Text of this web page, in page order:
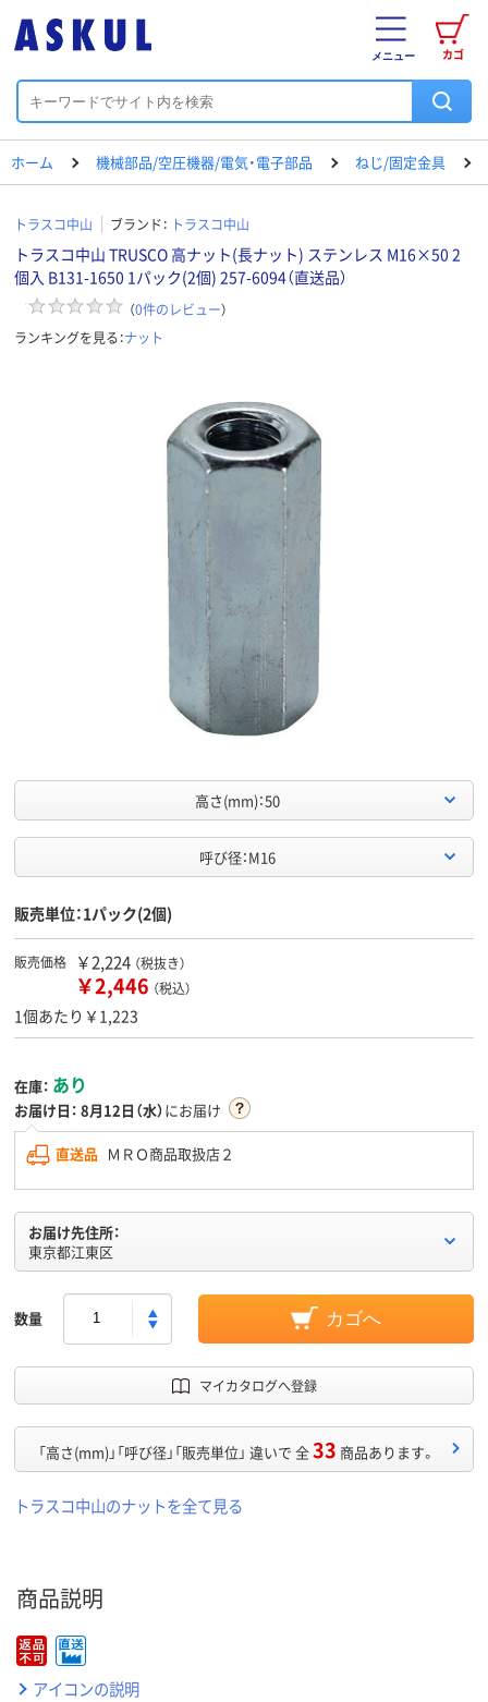
カゴ
メニュー
ホーム 機械部品/空圧機器/電気・電子部品 ねじ/固定金具
トラスコ中山 ブランド： トラスコ中山
トラスコ中山 TRUSCO 高ナット(長ナット) ステンレス M16×50 2
個入 B131-1650 1パック(2個) 257-6094（直送品）
（0件のレビュー）
ランキングを見る：ナット
高さ(mm)：50
呼び径：M16
販売単位：1パック(2個)
販売価格 ￥2,224 （税抜き）
￥2,446 （税込）
1個あたり￥1,223
在庫： あり
お届け日： 8月12日（水）にお届け
直送品 ＭＲＯ商品取扱店２
お届け先住所：
東京都江東区
数量 カゴへ
マイカタログへ登録
「高さ(mm)」「呼び径」「販売単位」 違いで 全33 商品あります。
トラスコ中山のナットを全て見る
商品説明
アイコンの説明